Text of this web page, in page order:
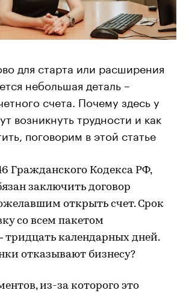
для старта или расширения
небольшая деталь –
счета. Почему здесь у
возникнуть трудности и как
поговорим в этой статье
Гражданского Кодекса РФ,
заключить договор
открыть счет. Срок
со всем пакетом
календарных дней.
отказывают бизнесу?
из-за которого это